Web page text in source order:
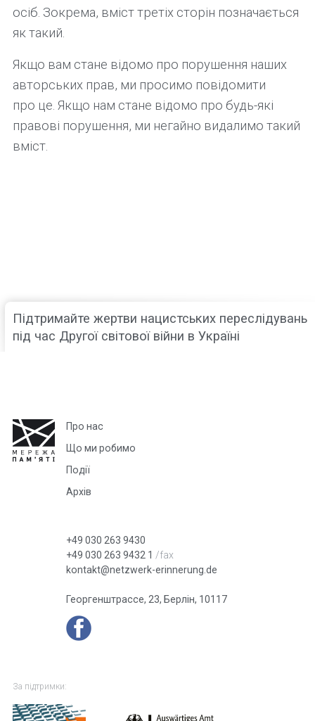
осіб. Зокрема, вміст третіх сторін позначається
як такий.
Якщо вам стане відомо про порушення наших
авторських прав, ми просимо повідомити
про це. Якщо нам стане відомо про будь-які
правові порушення, ми негайно видалимо такий
вміст.
Підтримайте жертви нацистських переслідувань
під час Другої світової війни в Україні
Про нас
Що ми робимо
Події
Архів
+49 030 263 9430
+49 030 263 9432 1 /fax
kontakt@netzwerk-erinnerung.de
Георгенштрассе, 23, Берлін, 10117
За підтримки: